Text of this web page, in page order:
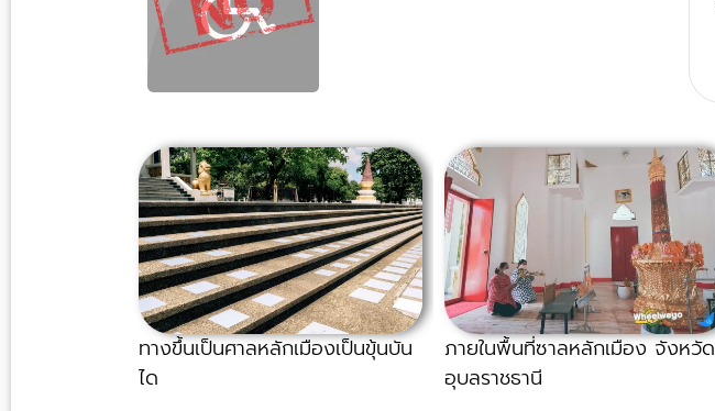
ทางขึ้นเป็นศาลหลักเมืองเป็นขุ้นบัน
ได
ภายในพื้นที่ซาลหลักเมือง จังหวัด
อุบลราชธานี